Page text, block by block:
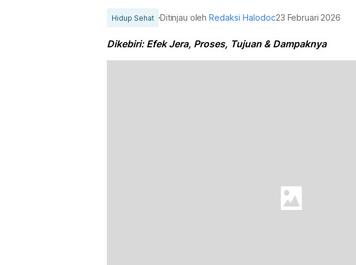
Hidup Sehat Ditinjau olehRedaksi Halodoc23 Februari 2026
Dikebiri: Efek Jera, Proses, Tujuan & Dampaknya